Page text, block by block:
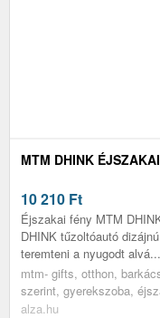
MTM DHINK
10 210 Ft
Éjszakai fény MTM
DHINK tűzoltóautó
teremteni a nyugodt alvá...
mtm- gifts, otthon,
szerint, gyerekszoba,
alza.hu